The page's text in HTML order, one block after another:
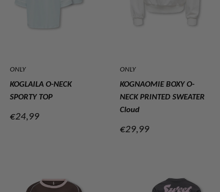
ONLY
KOGLAILA O-NECK
SPORTY TOP
Verkoopprijs
€24,99
ONLY
KOGNAOMIE BOXY O-
NECK PRINTED SWEATER
Cloud
Verkoopprijs
€29,99